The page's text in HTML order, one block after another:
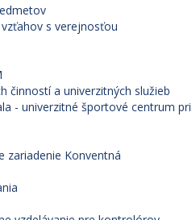
s verejnosťou
činností a univerzitných služieb
- univerzitné športové centrum pri
zariadenie Konventná